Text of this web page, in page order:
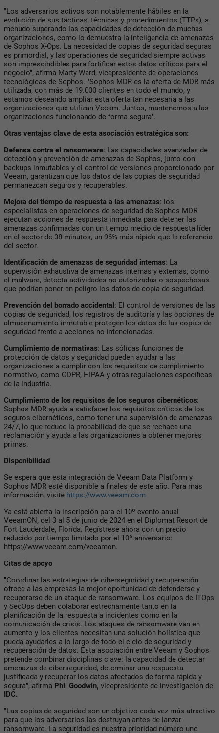
"Los adversarios activos son notablemente hábiles en la
evolución de sus tácticas, técnicas y procedimientos (TTPs), a
menudo superando las capacidades de detección de muchas
organizaciones, como lo demuestra la inteligencia de amenazas
de Sophos X-Ops. La necesidad de copias de seguridad seguras
es primordial, y las operaciones de seguridad siempre activas
son imprescindibles para fortificar estos datos críticos para el
negocio", afirma Marty Ward, vicepresidente de operaciones
tecnológicas de Sophos. "Sophos MDR es la oferta de MDR más
utilizada, con más de 19.000 clientes en todo el mundo, y
estamos deseando ampliar esta oferta tan necesaria a las
organizaciones que utilizan Veeam. Juntos, mantenemos a las
organizaciones funcionando de forma segura".
Otras ventajas clave de esta asociación estratégica son:
Defensa contra el ransomware: Las capacidades avanzadas de
detección y prevención de amenazas de Sophos, junto con
backups inmutables y el control de versiones proporcionado por
Veeam, garantizan que los datos de las copias de seguridad
permanezcan seguros y recuperables.
Mejora del tiempo de respuesta a las amenazas: los
especialistas en operaciones de seguridad de Sophos MDR
ejecutan acciones de respuesta inmediata para detener las
amenazas confirmadas con un tiempo medio de respuesta líder
en el sector de 38 minutos, un 96% más rápido que la referencia
del sector.
Identificación de amenazas de seguridad internas: La
supervisión exhaustiva de amenazas internas y externas, como
el malware, detecta actividades no autorizadas o sospechosas
que podrían poner en peligro los datos de copia de seguridad.
Prevención del borrado accidental: El control de versiones de las
copias de seguridad, los registros de auditoría y las opciones de
almacenamiento inmutable protegen los datos de las copias de
seguridad frente a acciones no intencionadas.
Cumplimiento de normativas: Las sólidas funciones de
protección de datos y seguridad pueden ayudar a las
organizaciones a cumplir con los requisitos de cumplimiento
normativo, como GDPR, HIPAA y otras regulaciones específicas
de la industria.
Cumplimiento de los requisitos de los seguros cibernéticos:
Sophos MDR ayuda a satisfacer los requisitos críticos de los
seguros cibernéticos, como tener una supervisión de amenazas
24/7, lo que reduce la probabilidad de que se rechace una
reclamación y ayuda a las organizaciones a obtener mejores
primas.
Disponibilidad
Se espera que esta integración de Veeam Data Platform y
Sophos MDR esté disponible a finales de este año. Para más
información, visite https://www.veeam.com
Ya está abierta la inscripción para el 10º evento anual
VeeamON, del 3 al 5 de junio de 2024 en el Diplomat Resort de
Fort Lauderdale, Florida. Regístrese ahora con un precio
reducido por tiempo limitado por el 10º aniversario:
https://www.veeam.com/veeamon.
Citas de apoyo
"Coordinar las estrategias de ciberseguridad y recuperación
ofrece a las empresas la mejor oportunidad de defenderse y
recuperarse de un ataque de ransomware. Los equipos de ITOps
y SecOps deben colaborar estrechamente tanto en la
planificación de la respuesta a incidentes como en la
comunicación de crisis. Los ataques de ransomware van en
aumento y los clientes necesitan una solución holística que
pueda ayudarles a lo largo de todo el ciclo de seguridad y
recuperación de datos. Esta asociación entre Veeam y Sophos
pretende combinar disciplinas clave: la capacidad de detectar
amenazas de ciberseguridad, determinar una respuesta
justificada y recuperar los datos afectados de forma rápida y
segura", afirma Phil Goodwin, vicepresidente de investigación de
IDC.
"Las copias de seguridad son un objetivo cada vez más atractivo
para que los adversarios las destruyan antes de lanzar
ransomware. La seguridad es nuestra prioridad número uno